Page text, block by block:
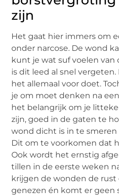
zijn
Het gaat hier immers om
onder narcose. De wond
kunt je wat suf voelen van
is dit leed al snel
het allemaal voor doet.
je om moet denken na
het belangrijk om je
zijn, goed in de gaten te
wond dicht is in te
Dit om te voorkomen dat
Ook wordt het ernstig
tillen in de eerste weken
krijgen de wonden de
genezen én komt er geen